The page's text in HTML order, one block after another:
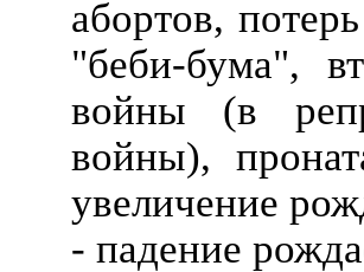
абортов,
"беби-бума",
войны (в
войны),
увеличение
- падение